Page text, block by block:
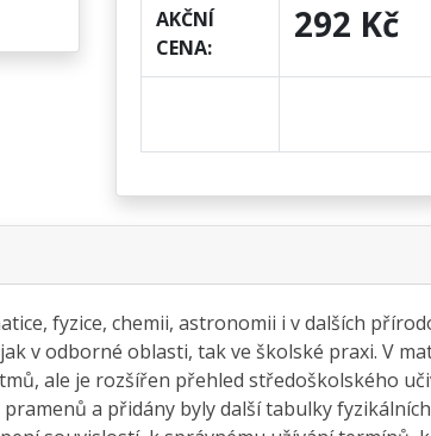
AKČNÍ
CENA:
292 Kč
fyzice, chemii, astronomii i v dalších
v odborné oblasti, tak ve školské praxi. V
ale je rozšířen přehled středoškolského
a přidány byly další tabulky